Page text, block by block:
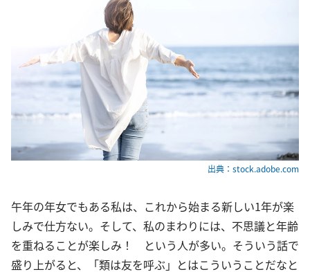
出典：stock.adobe.com
午年の年女でもある私は、これから始まる新しい1年が楽
しみで仕方ない。そして、私のまわりには、不思議と年齢
を重ねることが楽しみ！ という人が多い。そういう話で
盛り上がると、「類は友を呼ぶ」とはこういうことだなと